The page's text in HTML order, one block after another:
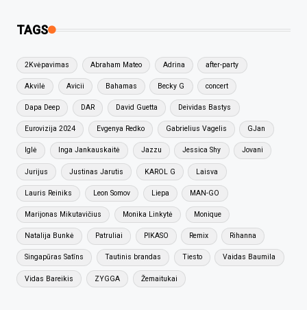
TAGS
2Kvėpavimas Abraham Mateo Adrina after-party
Akvilė Avicii Bahamas Becky G concert
Dapa Deep DAR David Guetta Deividas Bastys
Eurovizija 2024 Evgenya Redko Gabrielius Vagelis GJan
Iglė Inga Jankauskaitė Jazzu Jessica Shy Jovani
Jurijus Justinas Jarutis KAROL G Laisva
Lauris Reiniks Leon Somov Liepa MAN-GO
Marijonas Mikutavičius Monika Linkytė Monique
Natalija Bunkė Patruliai PIKASO Remix Rihanna
Singapūras Satīns Tautinis brandas Tiesto Vaidas Baumila
Vidas Bareikis ZYGGA Žemaitukai